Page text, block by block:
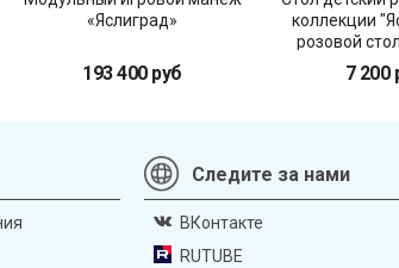
«Яслиград»
193 400 руб
коллекции
розовой
7 200
Следите за нами
ВКонтакте
RUTUBE